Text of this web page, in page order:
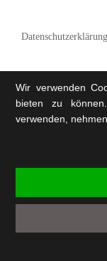
Datenschutzerklärung
Wir verwenden
bieten zu
verwenden,